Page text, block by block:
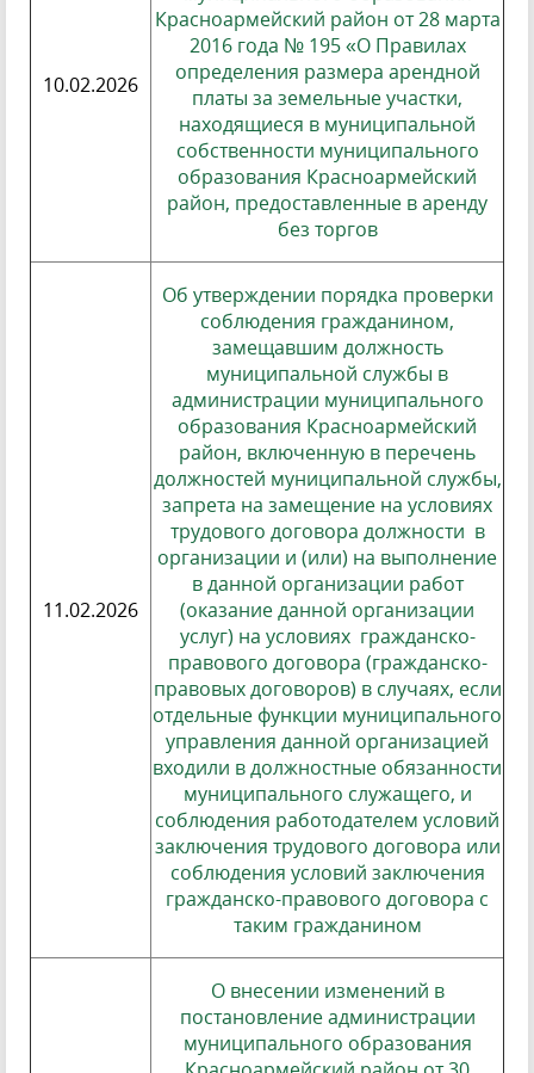
10.02.2026
Красноармейский район от 28 марта
2016 года № 195 «О Правилах
определения размера арендной
платы за земельные участки,
находящиеся в муниципальной
собственности муниципального
образования Красноармейский
район, предоставленные в аренду
без торгов
11.02.2026
Об утверждении порядка проверки
соблюдения гражданином,
замещавшим должность
муниципальной службы в
администрации муниципального
образования Красноармейский
район, включенную в перечень
должностей муниципальной службы,
запрета на замещение на условиях
трудового договора должности в
организации и (или) на выполнение
в данной организации работ
(оказание данной организации
услуг) на условиях гражданско-
правового договора (гражданско-
правовых договоров) в случаях, если
отдельные функции муниципального
управления данной организацией
входили в должностные обязанности
муниципального служащего, и
соблюдения работодателем условий
заключения трудового договора или
соблюдения условий заключения
гражданско-правового договора с
таким гражданином
О внесении изменений в
постановление администрации
муниципального образования